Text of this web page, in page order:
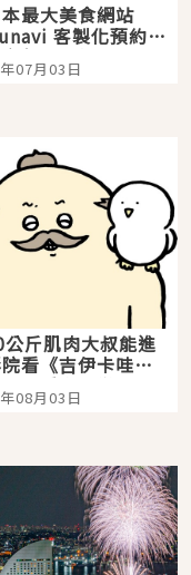
最大美食網站
客製化預約九
市餐廳，打造專屬
驗！
07月03日
斤肌肉大叔能進
看《吉伊卡哇》
日本重金屬樂團
」會長與nagano
08月03日